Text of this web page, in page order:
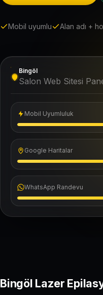
Mobil uyumlu Alan adı +
Bingöl
Salon Web Sitesi
Mobil Uyumluluk
Google Haritalar
WhatsApp Randevu
Bingöl Lazer